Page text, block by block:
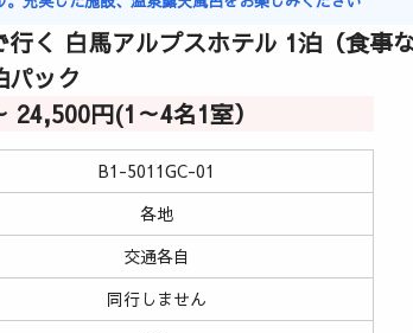
行く 白馬アルプスホテル 1泊（食事
パック
24,500円(1～4名1室）
B1-5011GC-01
各地
交通各自
同行しません